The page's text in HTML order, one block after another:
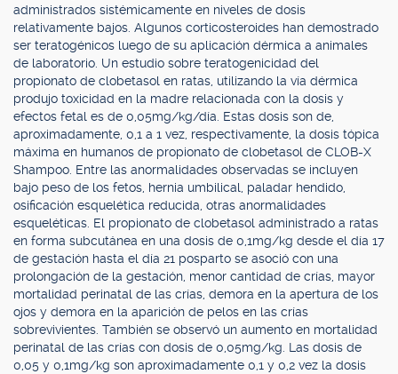
administrados sistémicamente en niveles de dosis
relativamente bajos. Algunos corticosteroides han demostrado
ser teratogénicos luego de su aplicación dérmica a animales
de laboratorio. Un estudio sobre teratogenicidad del
propionato de clobetasol en ratas, utilizando la vía dérmica
produjo toxicidad en la madre relacionada con la dosis y
efectos fetal es de 0,05mg/kg/día. Estas dosis son de,
aproximadamente, 0,1 a 1 vez, respectivamente, la dosis tópica
máxima en humanos de propionato de clobetasol de CLOB-X
Shampoo. Entre las anormalidades observadas se incluyen
bajo peso de los fetos, hernia umbilical, paladar hendido,
osificación esquelética reducida, otras anormalidades
esqueléticas. El propionato de clobetasol administrado a ratas
en forma subcutánea en una dosis de 0,1mg/kg desde el día 17
de gestación hasta el día 21 posparto se asoció con una
prolongación de la gestación, menor cantidad de crías, mayor
mortalidad perinatal de las crías, demora en la apertura de los
ojos y demora en la aparición de pelos en las crías
sobrevivientes. También se observó un aumento en mortalidad
perinatal de las crías con dosis de 0,05mg/kg. Las dosis de
0,05 y 0,1mg/kg son aproximadamente 0,1 y 0,2 vez la dosis